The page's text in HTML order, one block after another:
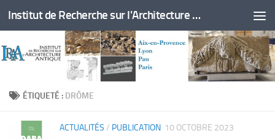
Skip to content Institut de Recherche sur l'Architecture Antique
ÉTIQUETÉ : DRÔME
ACTUALITÉS / PUBLICATION 10 OCTOBRE 2023